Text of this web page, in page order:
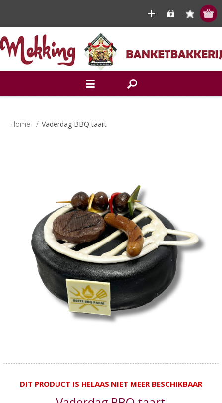
Home / Vaderdag BBQ taart
DIT PRODUCT IS HELAAS NIET MEER BESCHIKBAAR